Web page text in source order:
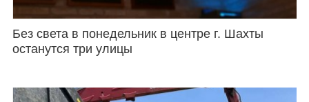
Без света в понедельник в центре г. Шахты
останутся три улицы